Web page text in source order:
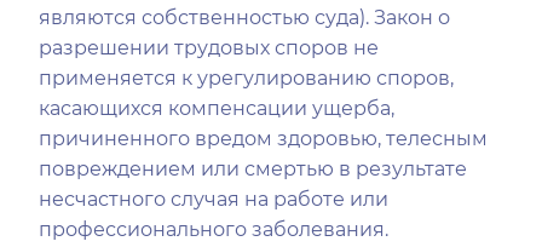
являются собственностью суда). Закон о
разрешении трудовых споров не
применяется к урегулированию споров,
касающихся компенсации ущерба,
причиненного вредом здоровью, телесным
повреждением или смертью в результате
несчастного случая на работе или
профессионального заболевания.